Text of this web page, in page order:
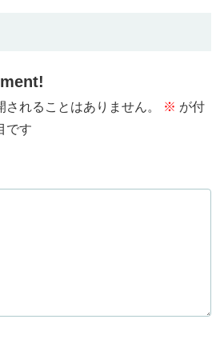
されることはありません。 ※ が付
です